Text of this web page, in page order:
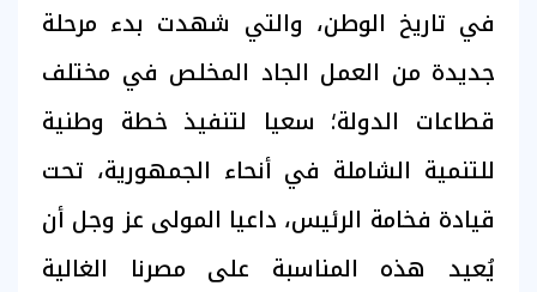
في تاريخ الوطن، والتي شهدت بدء مرحلة
جديدة من العمل الجاد المخلص في مختلف
قطاعات الدولة؛ سعيا لتنفيذ خطة وطنية
للتنمية الشاملة في أنحاء الجمهورية، تحت
قيادة فخامة الرئيس، داعيا المولى عز وجل أن
يُعيد هذه المناسبة على مصرنا الغالية